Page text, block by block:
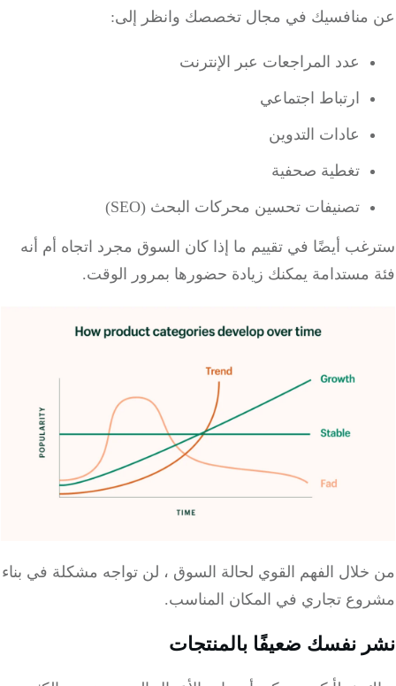
في مجال تخصصك وانظر إلى:
عدد المراجعات عبر الإنترنت
ارتباط اجتماعي
عادات التدوين
تغطية صحفية
تصنيفات تحسين محركات البحث (SEO)
أيضًا في تقييم ما إذا كان السوق مجرد اتجاه أم أنه
مستدامة يمكنك زيادة حضورها بمرور الوقت.
الفهم القوي لحالة السوق ، لن تواجه مشكلة في بناء
تجاري في المكان المناسب.
نفسك ضعيفًا بالمنتجات